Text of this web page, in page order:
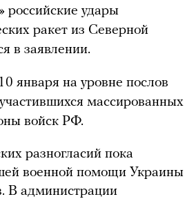
удары
ракет из Северной
в заявлении.
января на уровне послов
массированных
войск РФ.
разногласий пока
военной помощи Украины
В администрации